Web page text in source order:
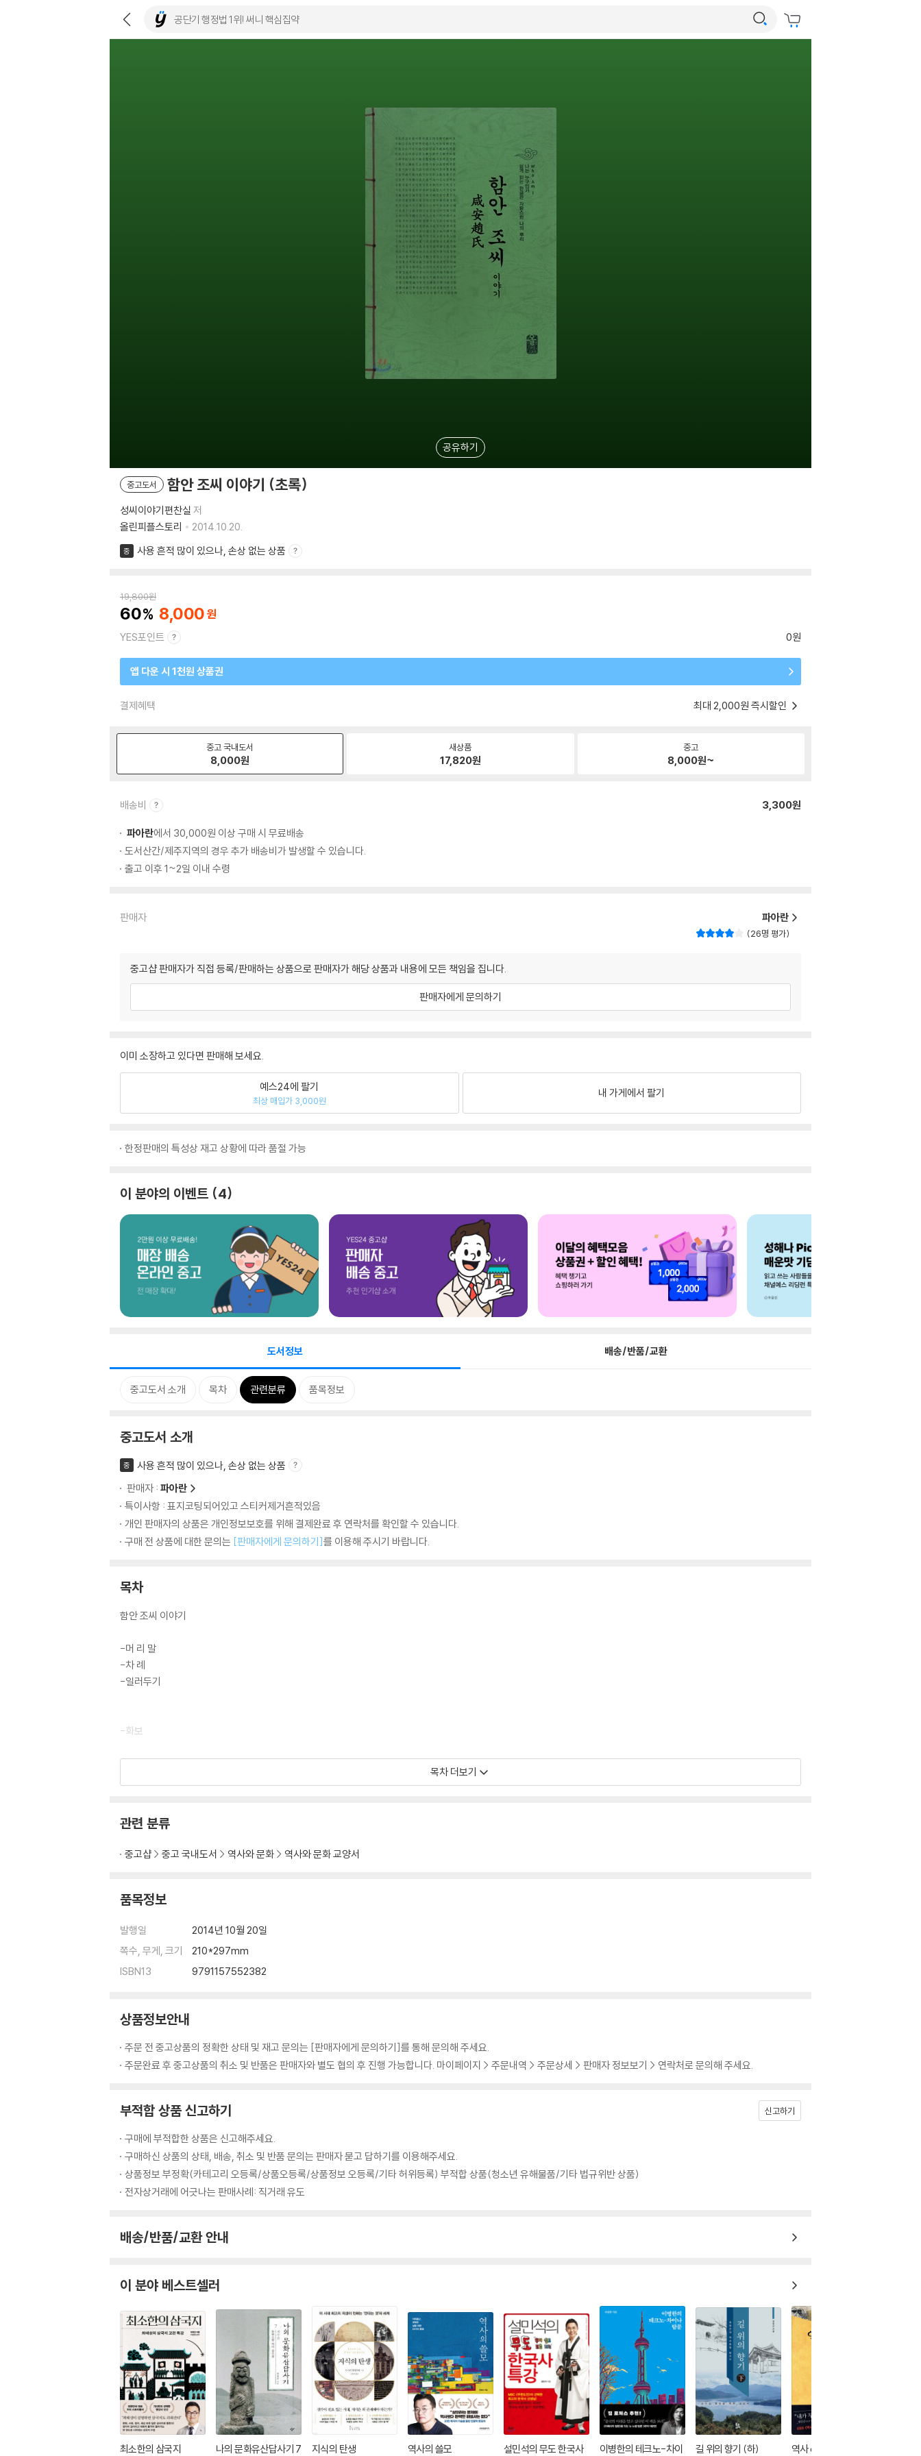
공유하기
중고도서 함안 조씨 이야기 (초록)
성씨이야기편찬실 저
올린피플스토리
2014.10.20.
중 사용 흔적 많이 있으나, 손상 없는 상품
19,800원
60 8,000
YES포인트 0원
앱 다운 시 1천원 상품권
결제혜택 최대 2,000원 즉시할인
중고 국내도서
8,000원
새상품
17,820원
중고
8,000원~
배송비 3,300원
파아란에서 30,000원 이상 구매 시 무료배송
도서산간/제주지역의 경우 추가 배송비가 발생할 수 있습니다.
출고 이후 1~2일 이내 수령
판매자 파아란
26명 평가
중고샵 판매자가 직접 등록/판매하는 상품으로 판매자가 해당 상품과 내용에 모든 책임을 집니다.
판매자에게 문의하기
이미 소장하고 있다면 판매해 보세요.
예스24에 팔기
최상 매입가 3,000원
내 가게에서 팔기
한정판매의 특성상 재고 상황에 따라 품절 가능
이 분야의 이벤트 4
도서정보 배송/반품/교환
중고도서 소개 목차 관련분류 품목정보
중고도서 소개
중
사용 흔적 많이 있으나, 손상 없는 상품
판매자 : 파아란
특이사항 : 표지코팅되어있고 스티커제거흔적있음
개인 판매자의 상품은 개인정보보호를 위해 결제완료 후 연락처를 확인할 수 있습니다.
구매 전 상품에 대한 문의는 [판매자에게 문의하기]를 이용해 주시기 바랍니다.
목차
함안 조씨 이야기
-머 리 말
-차 례
-일러두기
-화보
-함안조씨
씨족사 개요
세계와 항렬
항렬표
-보학
1. 성씨
2. 족보
-왕조계보도
1. 역대 왕조계보도
2. 간지연대표
목차 더보기
관련 분류
중고샵 중고 국내도서 역사와 문화 역사와 문화 교양서
품목정보
발행일
2014년 10월 20일
쪽수, 무게, 크기
210*297mm
ISBN13
9791157552382
상품정보안내
주문 전 중고상품의 정확한 상태 및 재고 문의는 [판매자에게 문의하기]를 통해 문의해 주세요.
주문완료 후 중고상품의 취소 및 반품은 판매자와 별도 협의 후 진행 가능합니다. 마이페이지 > 주문내역 > 주문상세 > 판매자 정보보기 > 연락처로 문의해 주세요.
부적합 상품 신고하기 신고하기
구매에 부적합한 상품은 신고해주세요.
구매하신 상품의 상태, 배송, 취소 및 반품 문의는 판매자 묻고 답하기를 이용해주세요.
상품정보 부정확(카테고리 오등록/상품오등록/상품정보 오등록/기타 허위등록) 부적합 상품(청소년 유해물품/기타 법규위반 상품)
전자상거래에 어긋나는 판매사례: 직거래 유도
배송/반품/교환 안내
이 분야 베스트셀러
최소한의 삼국지 나의 문화유산답사기 7 지식의 탄생 역사의 쓸모 설민석의 무도 한국사 이병한의 테크노-차이 길 위의 향기 (하) 역사 e